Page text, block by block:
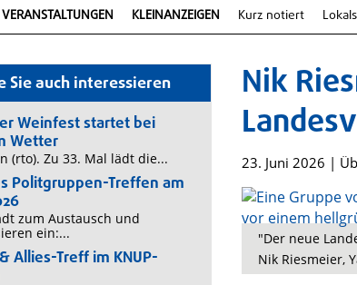
VERANSTALTUNGEN KLEINANZEIGEN Kurz notiert
Sie auch interessieren
Weinfest startet bei
Wetter
(rto). Zu 33. Mal lädt die...
Politgruppen-Treffen am
zum Austausch und
ein:...
Allies-Treff im KNUP-
Nik
23. Juni 2026 |
"Der neue
Nik Riesmeier,